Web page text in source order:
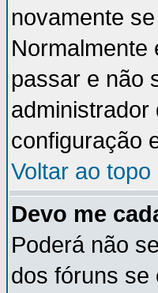
novamente
Normalmente
passar e não
administrador
configuração
Voltar ao topo
Devo me
Poderá não
dos fóruns se